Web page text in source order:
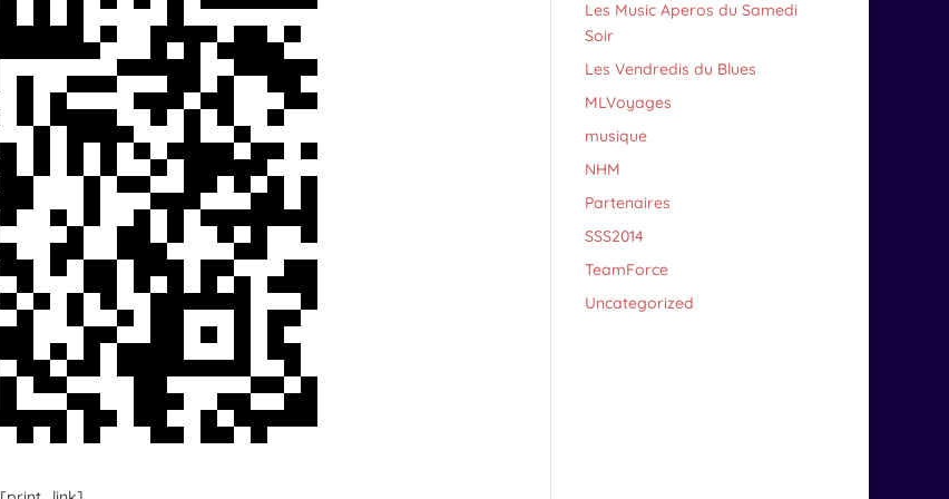
Les Music Aperos du Samedi
Soir
Les Vendredis du Blues
MLVoyages
musique
NHM
Partenaires
SSS2014
TeamForce
Uncategorized